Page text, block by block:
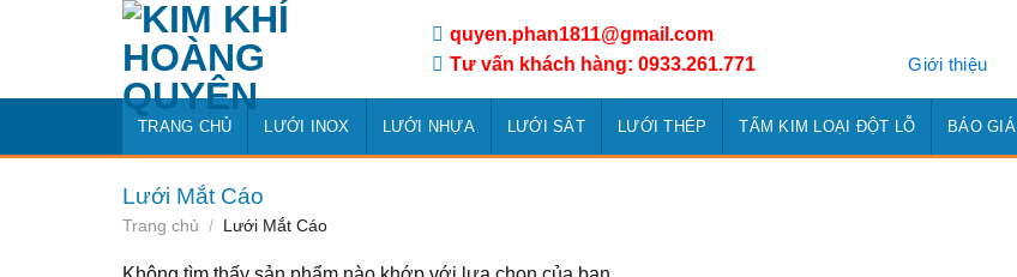
quyen.phan1811@gmail.com
Tư vấn khách hàng: 0933.261.771
Giới thiệu
TRANG CHỦ LƯỚI INOX LƯỚI NHỰA LƯỚI SẮT LƯỚI THÉP TẤM KIM LOẠI ĐỘT LỖ BÁO GIÁ
Lưới Mắt Cáo
Trang chủ / Lưới Mắt Cáo